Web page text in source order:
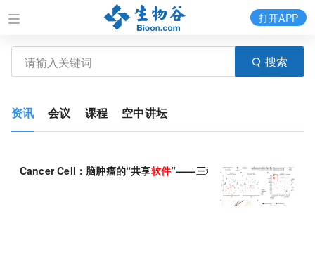
搜索
打开APP
资讯 会议 课程 空中讲坛
Cancer Cell：脑肿瘤的“共享软件”——三种儿童脑癌竟有相同致